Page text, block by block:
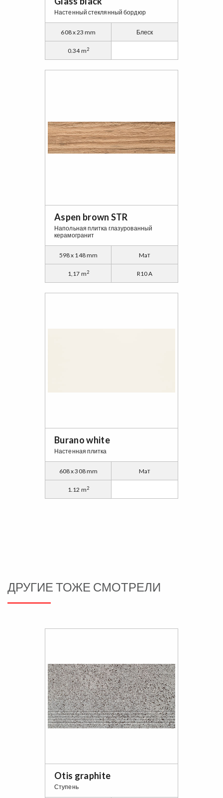
Настенный стеклянный бордюр
608 x 23 mm Блеск
0.34 m2
Aspen brown STR
Напольная плитка глазурованный
керамогранит
598 x 148 mm Maт
1,17 m2 R10 A
Burano white
Настенная плитка
608 x 308 mm Maт
1.12 m2
ДРУГИЕ ТОЖЕ СМОТРЕЛИ
Otis graphite
Ступень